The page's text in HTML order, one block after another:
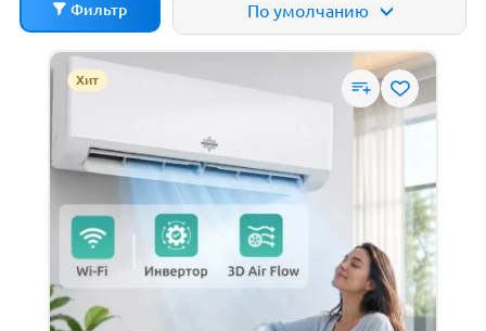
Фильтр По умолчанию
ХИТ
РЕКОМЕНДУЕМ
СКИДКИ
НОВИНКИ
ДЕШЕВЫЕ
ДОРОГИЕ
Цена
9 310 р.
Производители
Ballu
Electrolux
Funai
Хит